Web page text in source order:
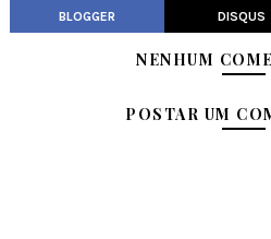
BLOGGER DISQUS
NENHUM
POSTAR UM